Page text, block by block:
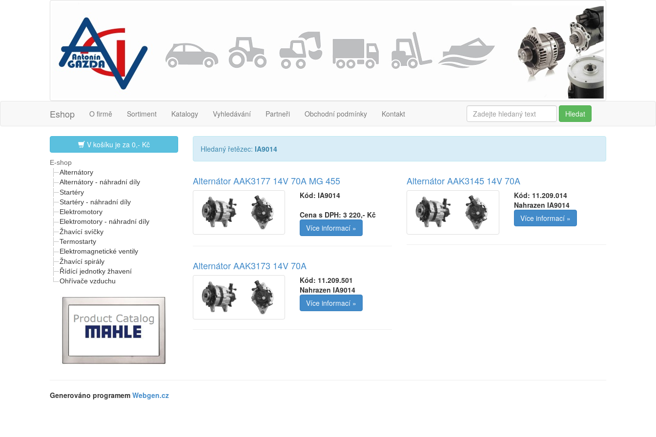
Eshop O firmě Sortiment Katalogy Vyhledávání Partneři Obchodní podmínky Kontakt Hledat
V košíku je za 0,- Kč
E-shop
Alternátory
Alternátory - náhradní díly
Startéry
Startéry - náhradní díly
Elektromotory
Elektromotory - náhradní díly
Žhavící svíčky
Termostarty
Elektromagnetické ventily
Žhavící spirály
Řídící jednotky žhavení
Ohřívače vzduchu
Hledaný řetězec: IA9014
Alternátor AAK3177 14V 70A MG 455
Kód: IA9014
Cena s DPH: 3 220,- Kč
Více informací »
Alternátor AAK3173 14V 70A
Kód: 11.209.501
Nahrazen IA9014
Více informací »
Alternátor AAK3145 14V 70A
Kód: 11.209.014
Nahrazen IA9014
Více informací »
Generováno programem Webgen.cz